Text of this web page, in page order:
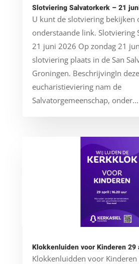
Slotviering Salvatorkerk – 21
U kunt de slotviering bekijken
onderstaande link. Slotviering
21 juni 2026 Op zondag 21
slotviering plaats in de San
Groningen. BeschrijvingIn deze
eucharistieviering nam de
Salvatorgemeenschap, onder...
Klokkenluiden voor Kinderen 29
Klokkenluidden voor